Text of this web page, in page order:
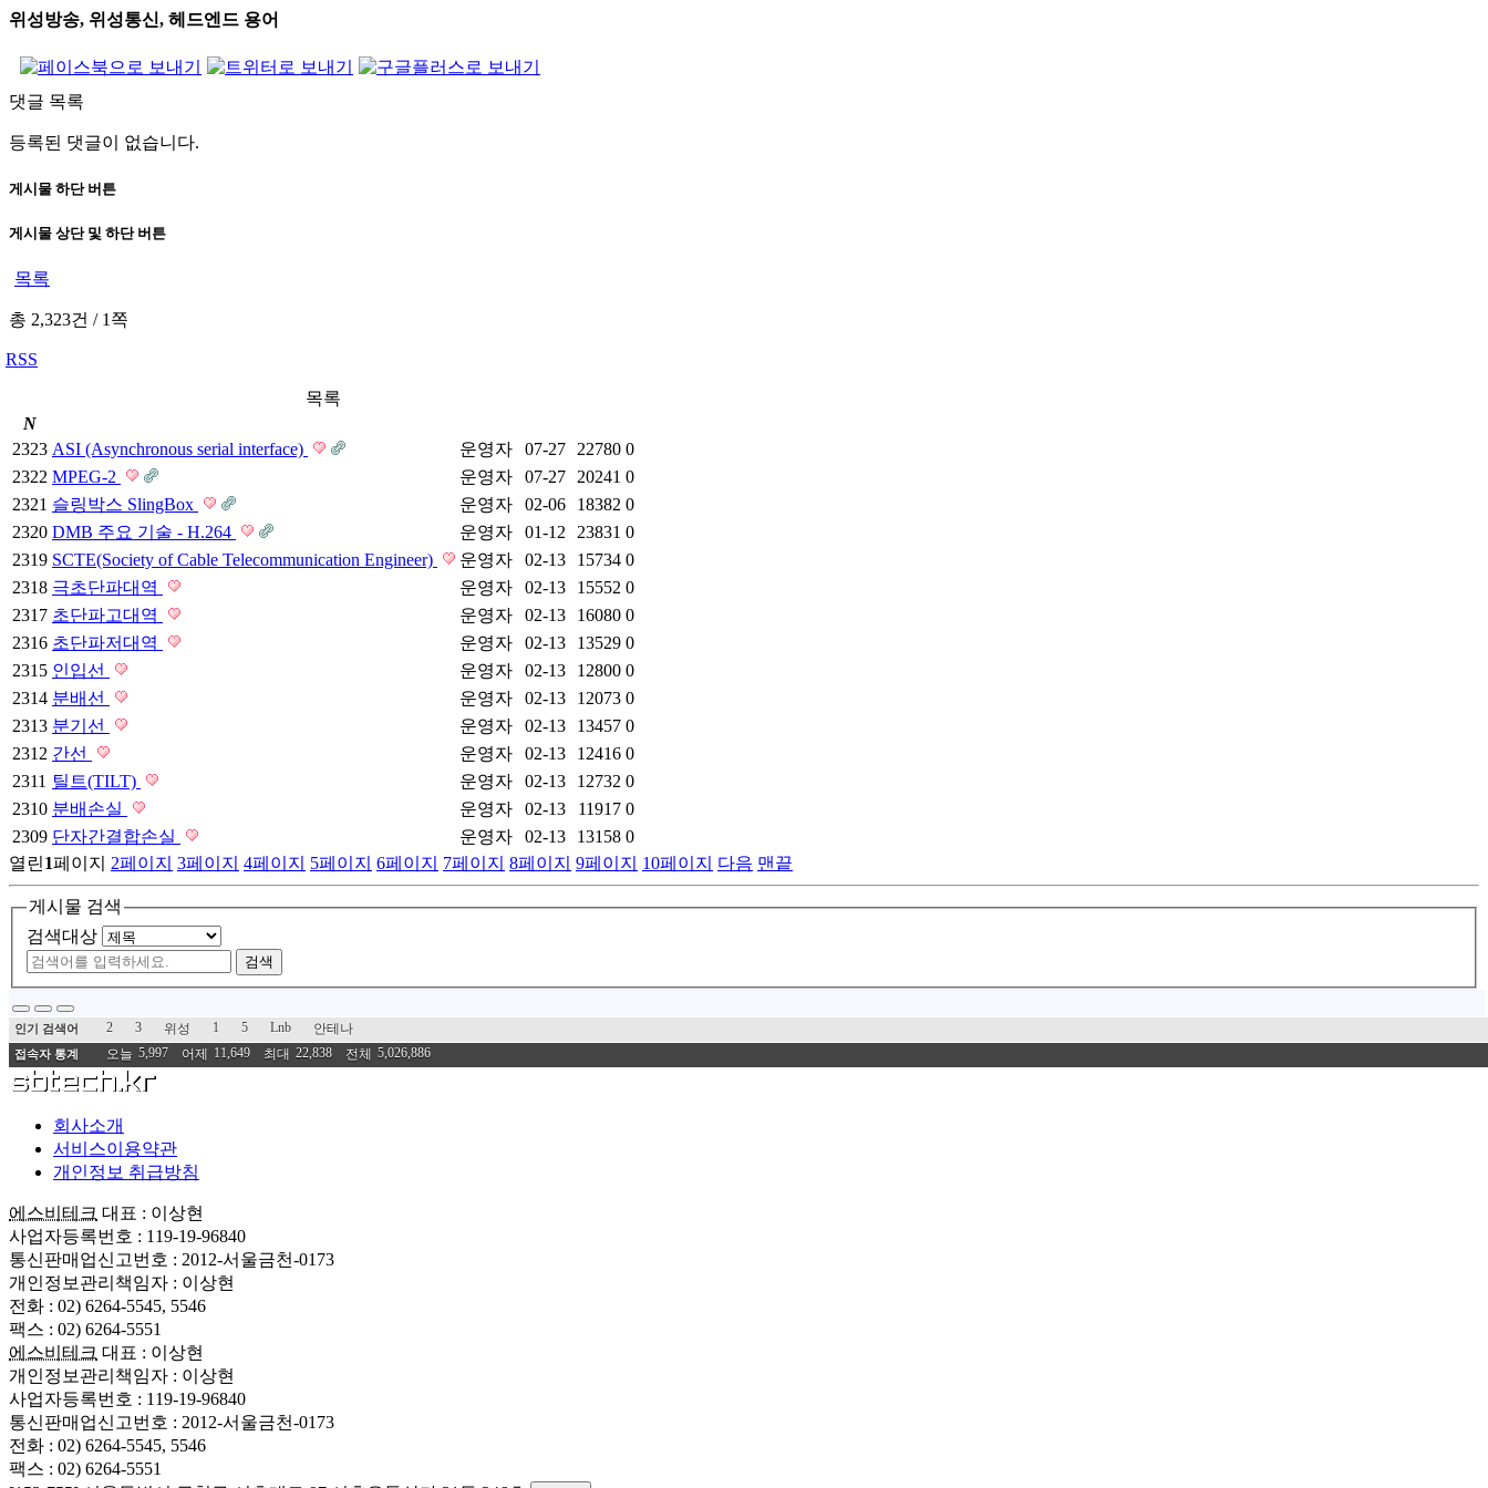
위성방송, 위성통신, 헤드엔드 용어
댓글 목록
등록된 댓글이 없습니다.
게시물 하단 버튼
게시물 상단 및 하단 버튼
목록
총 2,323건 /1쪽
RSS
목록
N
2323 ASI (Asynchronous serial interface) 운영자 07-27 22780 0
2322 MPEG-2 운영자 07-27 20241 0
2321 슬링박스 SlingBox 운영자 02-06 18382 0
2320 DMB 주요 기술 - H.264 운영자 01-12 23831 0
2319 SCTE(Society of Cable Telecommunication Engineer) 운영자 02-13 15734 0
2318 극초단파대역 운영자 02-13 15552 0
2317 초단파고대역 운영자 02-13 16080 0
2316 초단파저대역 운영자 02-13 13529 0
2315 인입선 운영자 02-13 12800 0
2314 분배선 운영자 02-13 12073 0
2313 분기선 운영자 02-13 13457 0
2312 간선 운영자 02-13 12416 0
2311 틸트(TILT) 운영자 02-13 12732 0
2310 분배손실 운영자 02-13 11917 0
2309 단자간결합손실 운영자 02-13 13158 0
열린1페이지 2페이지 3페이지 4페이지 5페이지 6페이지 7페이지 8페이지 9페이지 10페이지 다음 맨끝
게시물 검색
검색대상
검색
인기 검색어 2 3 위성 1 5 Lnb 안테나
접속자 통계 오늘 5,997 어제 11,649 최대 22,838 전체 5,026,886
회사소개
서비스이용약관
개인정보 취급방침
에스비테크 대표 : 이상현
사업자등록번호 : 119-19-96840
통신판매업신고번호 : 2012-서울금천-0173
개인정보관리책임자 : 이상현
전화 : 02) 6264-5545, 5546
팩스 : 02) 6264-5551
에스비테크 대표 : 이상현
개인정보관리책임자 : 이상현
사업자등록번호 : 119-19-96840
통신판매업신고번호 : 2012-서울금천-0173
전화 : 02) 6264-5545, 5546
팩스 : 02) 6264-5551